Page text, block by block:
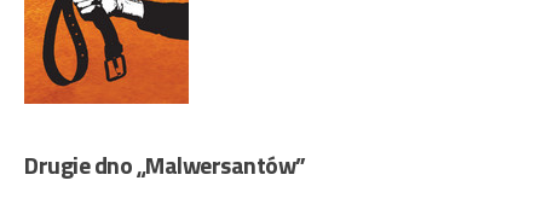
Drugie dno „Malwersantów”